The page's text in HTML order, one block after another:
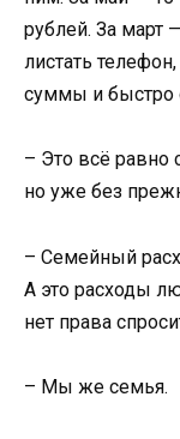
рублей. За март
листать
суммы и быстро
– Это всё равно
но уже без
– Семейный
А это расходы
нет права
– Мы же семья.